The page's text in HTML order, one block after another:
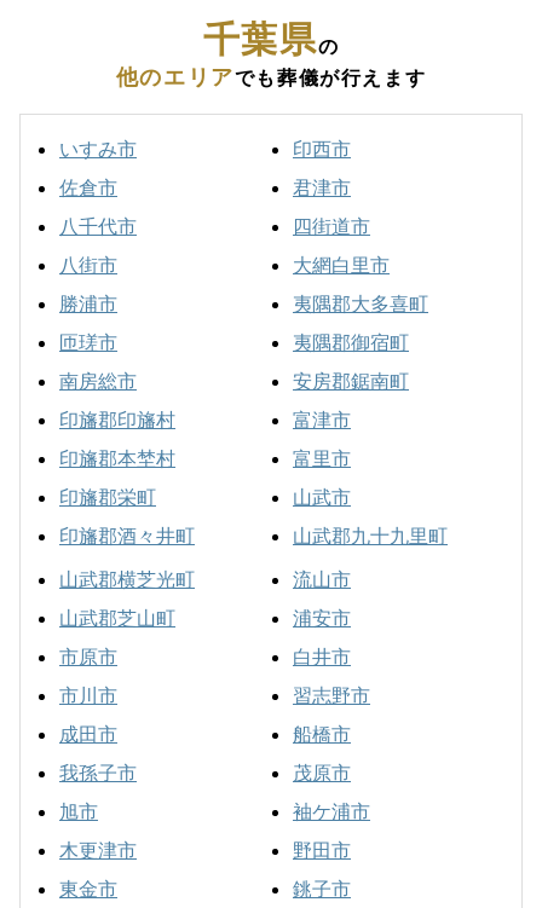
千葉県の
他のエリアでも葬儀が行えます
いすみ市
佐倉市
八千代市
八街市
勝浦市
匝瑳市
南房総市
印旛郡印旛村
印旛郡本埜村
印旛郡栄町
印旛郡酒々井町
印西市
君津市
四街道市
大網白里市
夷隅郡大多喜町
夷隅郡御宿町
安房郡鋸南町
富津市
富里市
山武市
山武郡九十九里町
山武郡横芝光町
山武郡芝山町
市原市
市川市
成田市
我孫子市
旭市
木更津市
東金市
流山市
浦安市
白井市
習志野市
船橋市
茂原市
袖ケ浦市
野田市
銚子市